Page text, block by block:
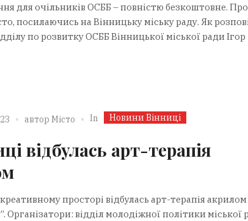
для очільників ОСББ – повністю безкоштовне.
посилаючись на Вінницьку міську раду. Як
по розвитку ОСББ Вінницької міської ради Ігор
автор Місто In Новини Вінниці
відбулась арт-терапія
просторі відбулась арт-терапія акрилом
Організатори: відділ молодіжної політики міської